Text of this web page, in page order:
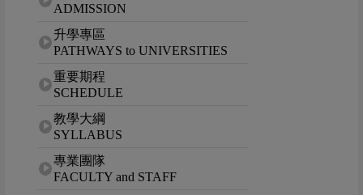
ADMISSION
升學專區
PATHWAYS to UNIVERSITIES
重要期程
SCHEDULE
教學大綱
SYLLABUS
專業團隊
FACULTY and STAFF